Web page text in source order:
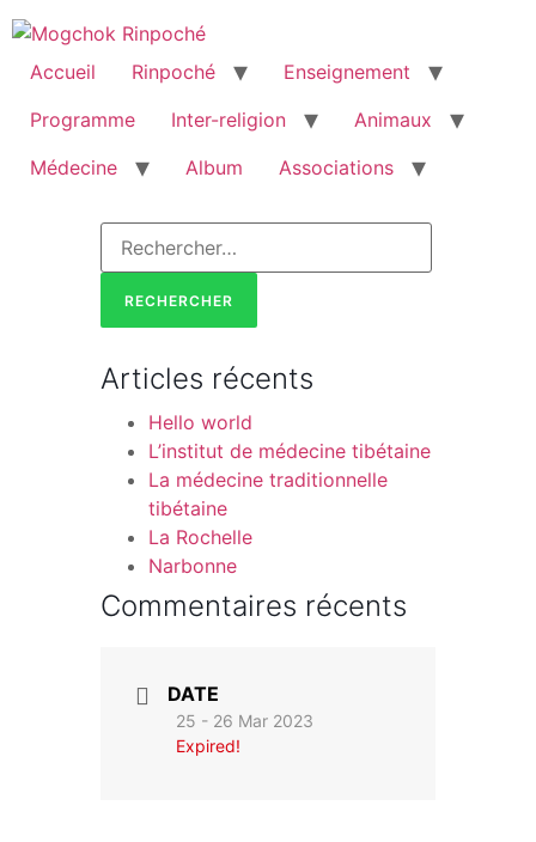
Accueil Rinpoché
Enseignement
Programme
Inter-religion
Animaux
Médecine
Album Associations
Articles récents
Hello world
L’institut de médecine tibétaine
La médecine traditionnelle
tibétaine
La Rochelle
Narbonne
Commentaires récents
DATE
25 - 26 Mar 2023
Expired!